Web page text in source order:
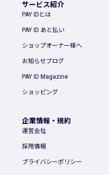
サービス紹介
PAY IDとは
PAY ID あと払い
ショップオーナー様へ
お知らせブログ
PAY ID Magazine
ショッピング
企業情報・規約
運営会社
採用情報
プライバシーポリシー